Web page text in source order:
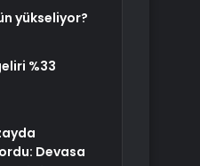
yükseliyor?
%33
Devasa